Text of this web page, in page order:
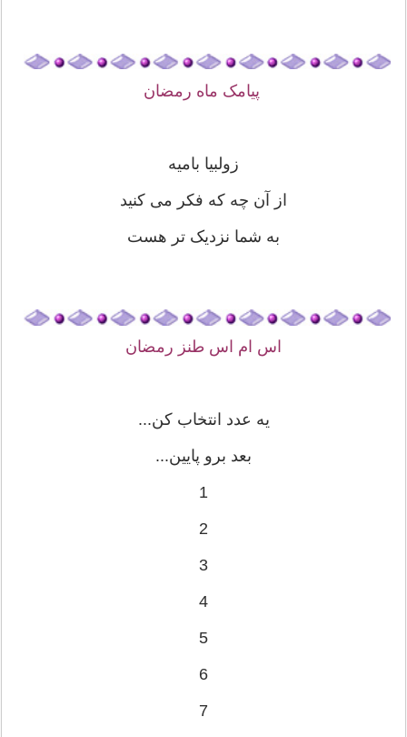
پیامک ماه رمضان
زولبیا بامیه
از آن چه که فکر می کنید
به شما نزدیک تر هست
اس ام اس طنز رمضان
یه عدد انتخاب کن...
بعد برو پایین...
1
2
3
4
5
6
7